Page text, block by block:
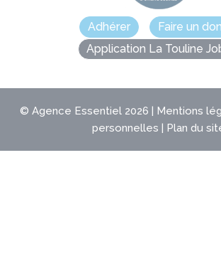
Adhérer
Faire un don
Application La Touline
© Agence Essentiel 2026 | Mentions
personnelles | Plan du